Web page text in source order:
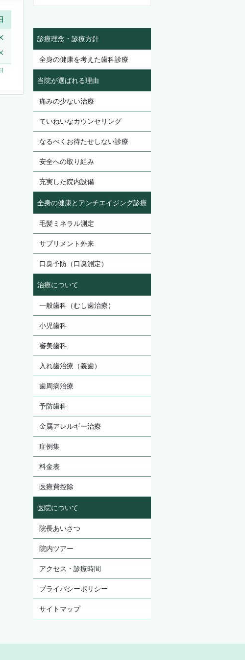
診療理念・診療方針
全身の健康を考えた歯科診療
当院が選ばれる理由
痛みの少ない治療
ていねいなカウンセリング
なるべくお待たせしない診療
安全への取り組み
充実した院内設備
全身の健康とアンチエイジング診療
毛髪ミネラル測定
サプリメント外来
口臭予防（口臭測定）
治療について
一般歯科（むし歯治療）
小児歯科
審美歯科
入れ歯治療（義歯）
歯周病治療
予防歯科
金属アレルギー治療
症例集
料金表
医療費控除
医院について
院長あいさつ
院内ツアー
アクセス・診療時間
プライバシーポリシー
サイトマップ